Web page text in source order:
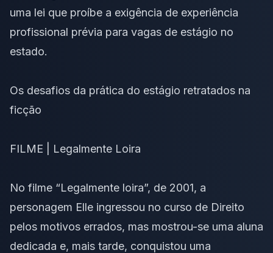
uma lei que proíbe a exigência de experiência
profissional prévia para vagas de estágio no
estado.
Os desafios da prática do estágio retratados na
ficção
FILME | Legalmente Loira
No filme “Legalmente loira”, de 2001, a
personagem Elle ingressou no curso de Direito
pelos motivos errados, mas mostrou-se uma aluna
dedicada e, mais tarde, conquistou uma